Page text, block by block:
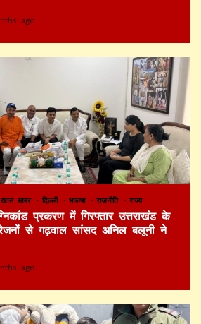
ago
खास खबर दिल्ली भाजपा राजनीति राज्य
प्रकरण में गिरफ्तार उत्तराखंड के
से गढ़वाल सांसद अनिल बलूनी ने
ago